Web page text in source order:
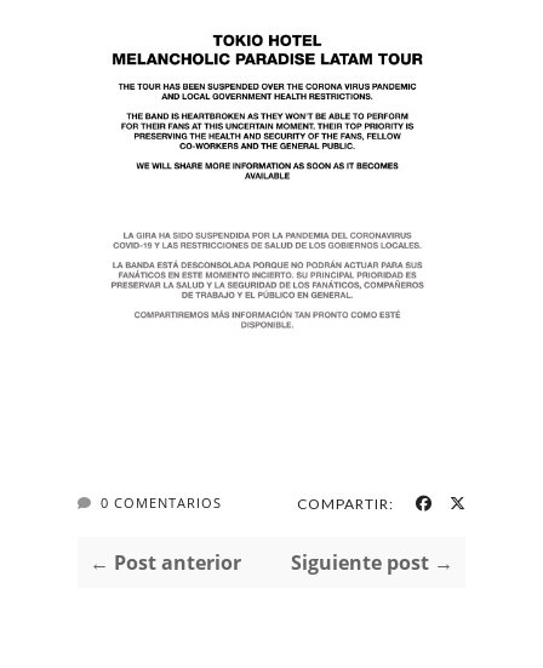
0 COMENTARIOS COMPARTIR:
← Post anterior Siguiente post →